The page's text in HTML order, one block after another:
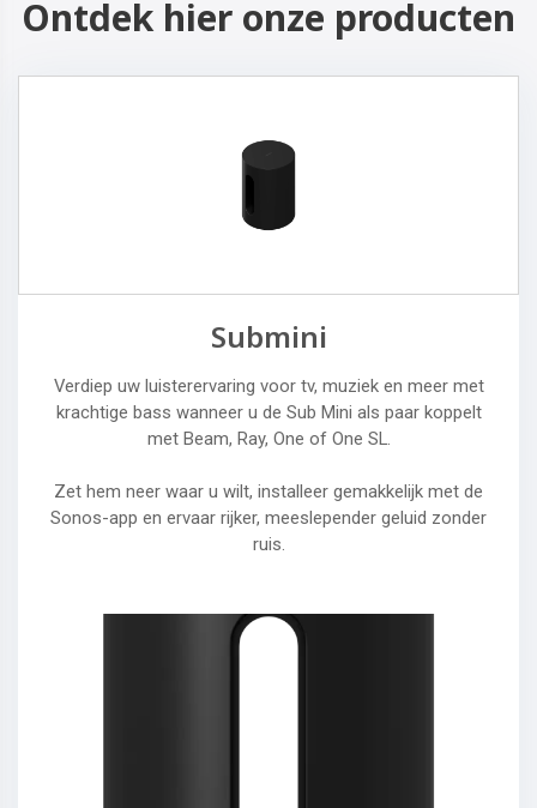
Ontdek hier onze producten
Submini
Verdiep uw luisterervaring voor tv, muziek en meer met
krachtige bass wanneer u de​​​​​ Sub Mini als paar koppelt
met Beam, Ray, One of One SL.
Zet hem neer waar u wilt, installeer gemakkelijk met de
Sonos-app en ervaar rijker, meeslepender geluid zonder
ruis.